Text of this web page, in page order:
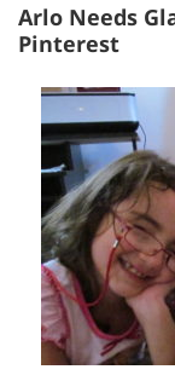
Arlo Needs
Pinterest